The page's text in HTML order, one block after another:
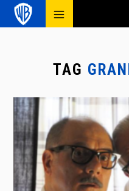
TAG